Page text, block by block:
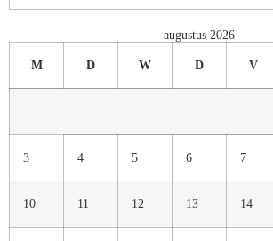
augustus 2026
M D W D V
3 4 5 6 7
10 11 12 13 14